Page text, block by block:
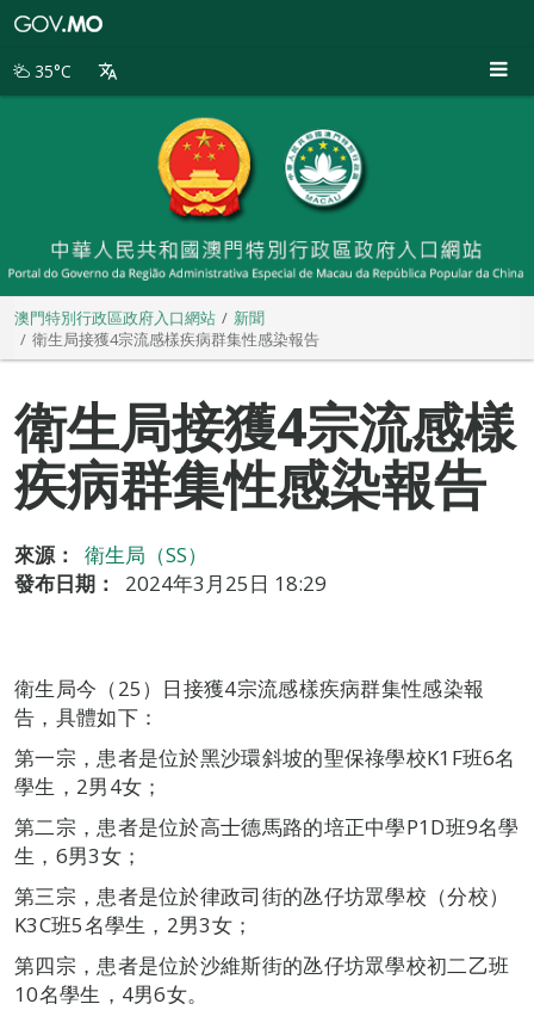
別
35°C
澳門特別行政區政府入口網站
新聞
衛生局接獲4宗流感樣疾病群集性感染報告
衛生局接獲4宗流感樣
疾病群集性感染報告
來源：
衛生局（SS）
發布日期：
2024年3月25日 18:29
衛生局今（25）日接獲4宗流感樣疾病群集性感染報
告，具體如下：
第一宗，患者是位於黑沙環斜坡的聖保祿學校K1F班6名
學生，2男4女；
第二宗，患者是位於高士德馬路的培正中學P1D班9名學
生，6男3女；
第三宗，患者是位於律政司街的氹仔坊眾學校（分校）
K3C班5名學生，2男3女；
第四宗，患者是位於沙維斯街的氹仔坊眾學校初二乙班
10名學生，4男6女。